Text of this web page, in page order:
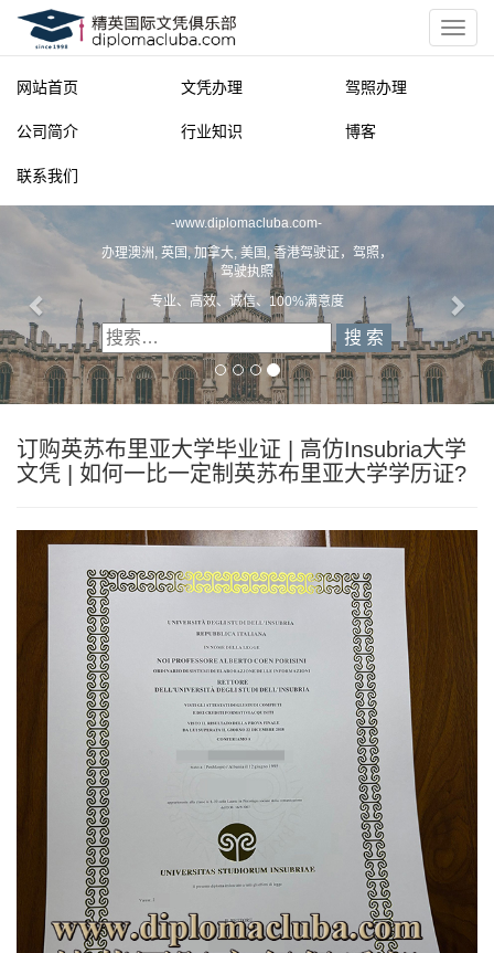
网站首页 文凭办理 驾照办理
公司简介 行业知识 博客
联系我们
-www.diplomacluba.com-
办理澳洲, 英国, 加拿大, 美国, 香港驾驶证，驾照，
驾驶执照
专业、高效、诚信、100%满意度
订购英苏布里亚大学毕业证 | 高仿Insubria大学
文凭 | 如何一比一定制英苏布里亚大学学历证?